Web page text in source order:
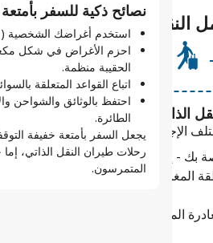
النقل الذاتي
الذاتي
الإجراءات في هذه المرحلة:
بك - إن وجدت.
المغادرة - وقد يتطلب ذلك الحصول
المعتادة، تمامًا كما فعلت في رحلتك
نصائح احترافية لسفر
نظِّم أمورك.
استخدم خدمة تسجيل
للصعود على متن الطائرة
انتبه لنوافذ تسجيل الوصول
الوصول.
ضع عمليات توقف مؤقتة
على عكس التوقف المؤقت،
الانتهاء من الإجراءات
نصائح ذكية للسفر
استخدم أغراضك الشخصية
احزم الأغراض في شكل
الحقيبة منظمة.
اتباع القواعد المتعلقة بالسوائل: 100 مل لكل عنصر، في كيس سعة
احتفظ بالوثائق والشواحن
الطائرة.
يجعل السفر بأمتعة خفيفة
رحلات طيران النقل الذاتي،
المتمرسون.